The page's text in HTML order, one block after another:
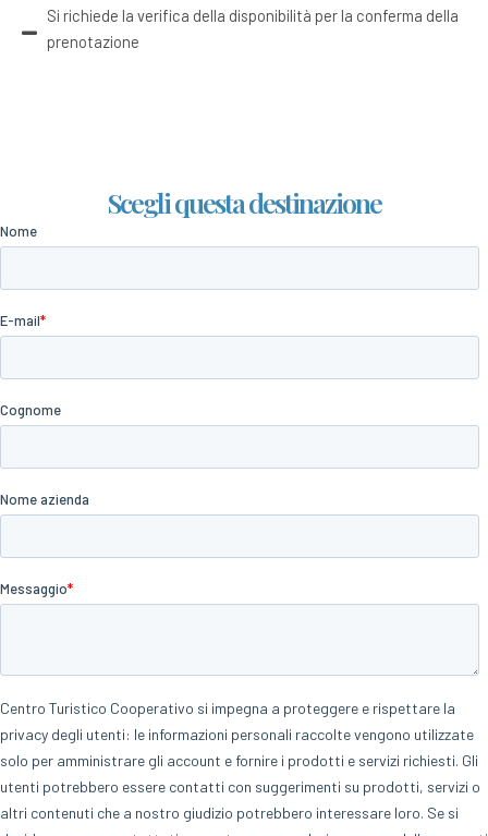
Si richiede la verifica della disponibilità per la conferma della
prenotazione
Scegli questa destinazione